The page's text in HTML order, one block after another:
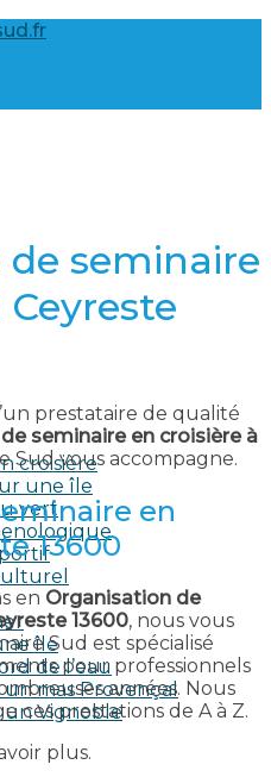
croisière
une île
vert
île
de l’eau
un mas Provençal
un Vignoble
seminaire
prestataire de qualité
seminaire en croisière à
Sud vous accompagne.
en
13600
en Organisation de
13600, nous vous
Sud est spécialisé
pour professionnels
années. Nous
ces prestations de A à Z.
plus.